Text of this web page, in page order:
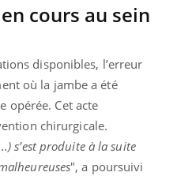
cours au sein
disponibles, l’erreur
où la jambe a été
opérée. Cet acte
chirurgicale.
s’est produite à la suite
", a poursuivi